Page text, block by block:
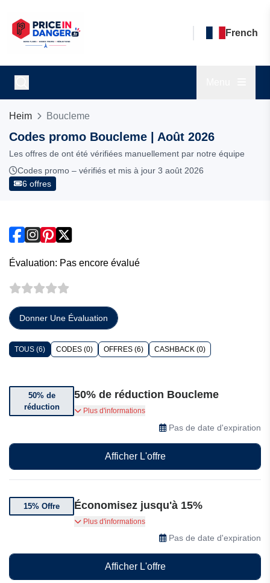
French
Heim Boucleme
Codes promo Boucleme | Août 2026
Les offres de ont été vérifiées manuellement par notre équipe
Codes promo – vérifiés et mis à jour 3 août 2026
6 offres
Évaluation: Pas encore évalué
Donner Une Évaluation
TOUS (6) CODES (0) OFFRES (6) CASHBACK (0)
50% de
réduction
50% de réduction Boucleme
1 acheté, 1 à moitié prix
Plus d'informations
Pas de date d'expiration
Afficher L'offre
15% Offre Économisez jusqu'à 15%
Économisez 15% sur tous vos abonnements
Plus d'informations
Pas de date d'expiration
Afficher L'offre